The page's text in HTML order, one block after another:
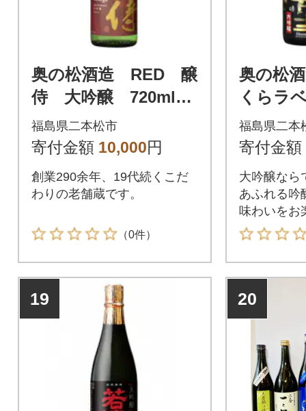
奥の松酒造 RED 醸
侍 大吟醸 720ml×1
本
福島県二本松市
寄付金額 10,000円
創業290余年、19代続くこだ
わりの老舗蔵です。
（0件）
奥の松
くらラ
本
福島県二本
寄付金額
大吟醸なら
あふれる吟
味わいをお
19 20